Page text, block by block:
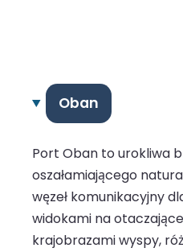
Oban
Port Oban to urokliwa
oszałamiającego
węzeł komunikacyjny
widokami na
krajobrazami wyspy,